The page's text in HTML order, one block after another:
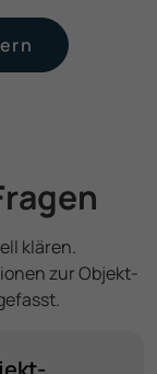
klären.
zur Objekt­